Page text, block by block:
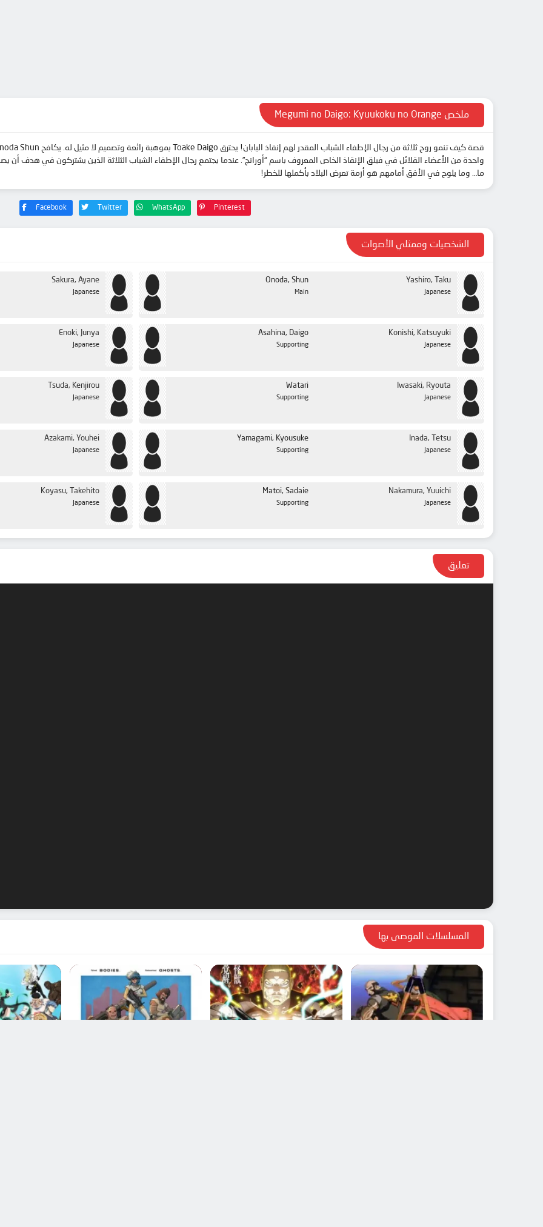
ملخص Megumi no Daigo: Kyuukoku no Orange
ما… وما يلوح في الأفق أمامهم هو أزمة تعرض البلاد بأكملها للخطر!
Facebook Twitter WhatsApp Pinterest
الشخصيات وممثلي الأصوات
Sakura, Ayane
Japanese
Onoda, Shun
Main
Yashiro, Taku
Japanese
Enoki, Junya
Japanese
Asahina, Daigo
Supporting
Konishi, Katsuyuki
Japanese
Tsuda, Kenjirou
Japanese
Watari
Supporting
Iwasaki, Ryouta
Japanese
Azakami, Youhei
Japanese
Yamagami, Kyousuke
Supporting
Inada, Tetsu
Japanese
Koyasu, Takehito
Japanese
Matoi, Sadaie
Supporting
Nakamura, Yuuichi
Japanese
تعليق
المسلسلات الموصى بها